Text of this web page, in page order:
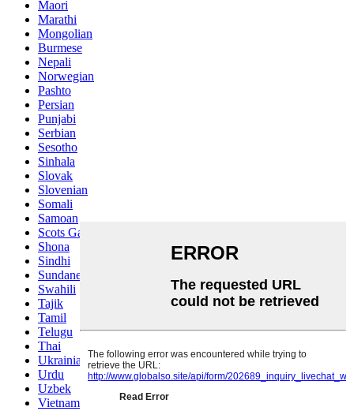
Maori
Marathi
Mongolian
Burmese
Nepali
Norwegian
Pashto
Persian
Punjabi
Serbian
Sesotho
Sinhala
Slovak
Slovenian
Somali
Samoan
Scots Gaelic
Shona
Sindhi
Sundanese
Swahili
Tajik
Tamil
Telugu
Thai
Ukrainian
Urdu
Uzbek
Vietnamese